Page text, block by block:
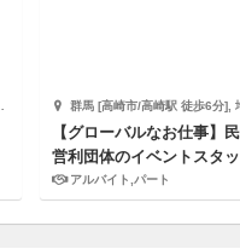
群馬 [高崎市/高崎駅 徒歩6分], 埼玉, ...他2件 ＜ファンドレイジング部門＞株式会社
【グローバルなお仕事】
営利団体のイベントスタッ
フ！！※pj02
アルバイト,パート